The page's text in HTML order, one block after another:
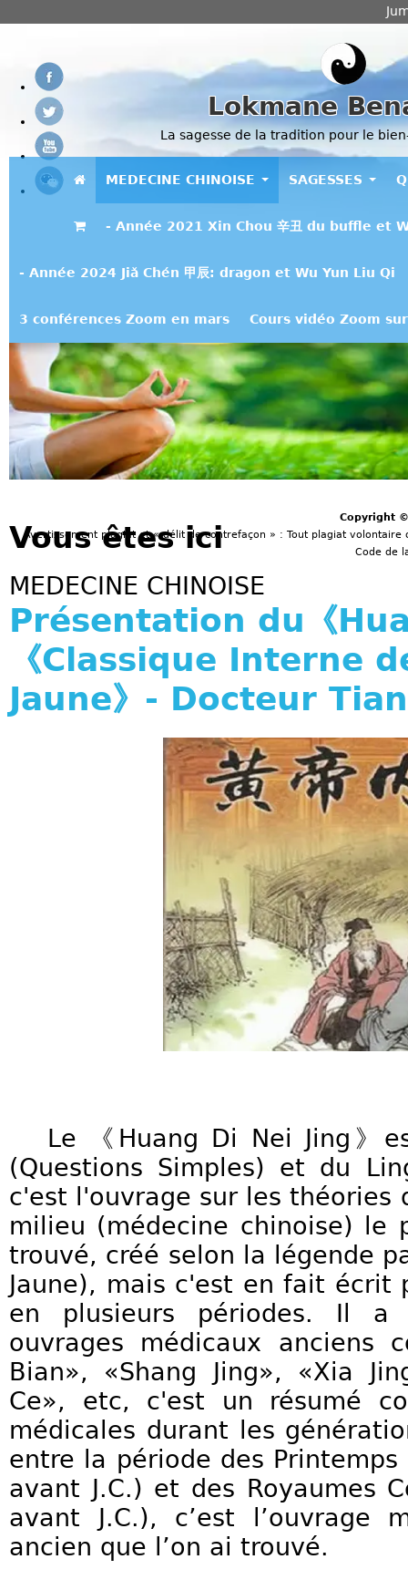
Lokmane
La sagesse de la tradition pour le
MEDECINE CHINOISE SAGESSES
- Année 2021 Xin Chou 辛丑 du buffle et
- Année 2024 Jiǎ Chén 甲辰: dragon et Wu Yun Liu Qi
3 conférences Zoom en mars Cours vidéo Zoom
Vous êtes ici
MEDECINE CHINOISE
Présentation du《
《Classique Interne
Jaune》- Docteur
Le 《Huang Di Nei Jing》
(Questions Simples) et du
c'est l'ouvrage sur les théories
milieu (médecine chinoise) le
trouvé, créé selon la légende
Jaune), mais c'est en fait écrit
en plusieurs périodes. Il a
ouvrages médicaux anciens
Bian», «Shang Jing», «Xia
Ce», etc, c'est un résumé
médicales durant les
entre la période des
avant J.C.) et des Royaumes
avant J.C.), c’est l’ouvrage
ancien que l’on ai trouvé.
Copyright
Avertissement plagiat et « délit de contrefaçon » : Tout plagiat
Code de